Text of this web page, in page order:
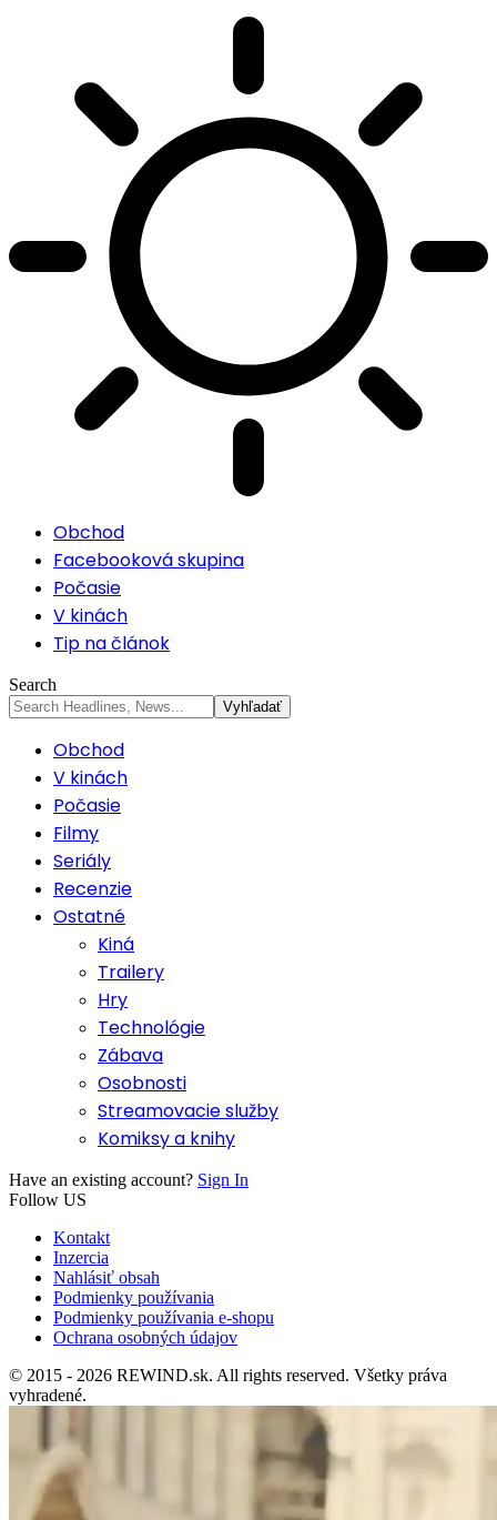
Obchod
Facebooková skupina
Počasie
V kinách
Tip na článok
Search
Obchod
V kinách
Počasie
Filmy
Seriály
Recenzie
Ostatné
Kiná
Trailery
Hry
Technológie
Zábava
Osobnosti
Streamovacie služby
Komiksy a knihy
Have an existing account? Sign In
Follow US
Kontakt
Inzercia
Nahlásiť obsah
Podmienky používania
Podmienky používania e-shopu
Ochrana osobných údajov
© 2015 - 2026 REWIND.sk. All rights reserved. Všetky práva
vyhradené.